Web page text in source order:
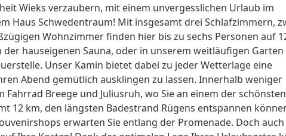
Wieks verzaubern, mit einem unvergesslichen Urlaub im
Haus Schwedentraum! Mit insgesamt drei Schlafzimmern,
Wohnzimmer finden hier bis zu sechs Personen auf
der hauseigenen Sauna, oder in unserem weitläufigen
Unser Kamin bietet dabei zu jeder Wetterlage eine
Abend gemütlich ausklingen zu lassen. Innerhalb weniger
Fahrrad Breege und Juliusruh, wo Sie an einem der
12 km, den längsten Badestrand Rügens entspannen
erwarten Sie entlang der Promenade. Doch auch